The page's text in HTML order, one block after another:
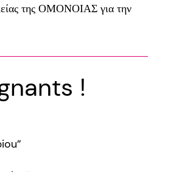
της ΟΜΟΝΟΙΑΣ για την
!